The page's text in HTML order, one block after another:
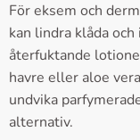
För eksem och
kan lindra klåda
återfuktande
havre eller aloe
undvika
alternativ.